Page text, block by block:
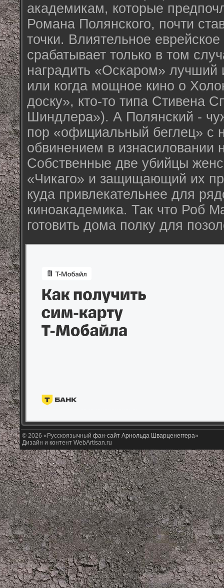
академикам, которые
Романа Полянского, почти
точки. Влиятельное
срабатывает только в том
наградить «Оскаром»
или когда мощное кино о
доску», кто-то типа Стивена
Шиндлера»). А Полянский -
пор «официальный беглец» с
обвинением в изнасиловании
Собственные две убийцы
«Чикаго» и защищающий их
куда привлекательнее для
киноакадемика. Так что Роб
готовить дома полку для
© 2026 «Русскоязычный фан-сайт Арнольда Шварценеггера»
Дизайн и контент WebArtisan.ru